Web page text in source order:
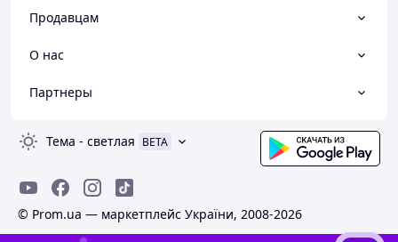
Продавцам
О нас
Партнеры
Тема - светлая BETA
© Prom.ua — маркетплейс України, 2008-2026